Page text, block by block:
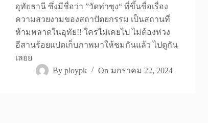
อุทัยธานี ซึ่งมีชื่อว่า ”วัดท่าซุง“ ที่ขึ้นชื่อเรื่อง
ความสวยงามของสถาปัตยกรรม เป็นสถานที่
ห้ามพลาดในอุทัย!! ใครไม่เคยไป ไม่ต้องห่วง
อีสานร้อยแปดเก็บภาพมาให้ชมกันแล้ว ไปดูกัน
เลยย
By ploypk On มกราคม 22, 2024